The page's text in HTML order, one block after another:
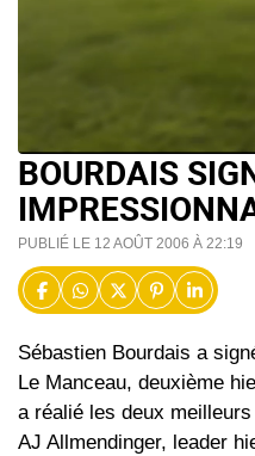
BOURDAIS
PUBLIÉ LE 12 AOÛT 2006 À 22:19
Sébastien Bourdais a
Le Manceau, deuxième
a réalié les deux
AJ Allmendinger, leader